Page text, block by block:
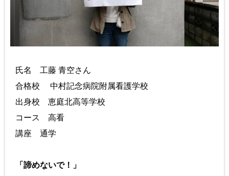
氏名 工藤 青空さん
合格校 中村記念病院附属看護学校
出身校 恵庭北高等学校
コース 高看
講座 通学
「諦めないで！」